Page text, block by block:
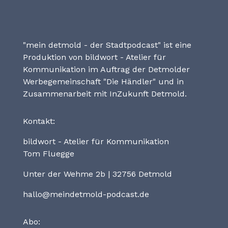
"mein detmold - der Stadtpodcast" ist eine
Produktion von bildwort - Atelier für
Kommunikation im Auftrag der Detmolder
Werbegemeinschaft "Die Händler" und in
Zusammenarbeit mit InZukunft Detmold.
Kontakt:
bildwort - Atelier für Kommunikation
Tom Fluegge
Unter der Wehme 2b | 32756 Detmold
hallo@meindetmold-podcast.de
Abo: